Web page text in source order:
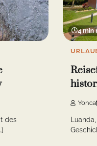
des
4 min
Yonca